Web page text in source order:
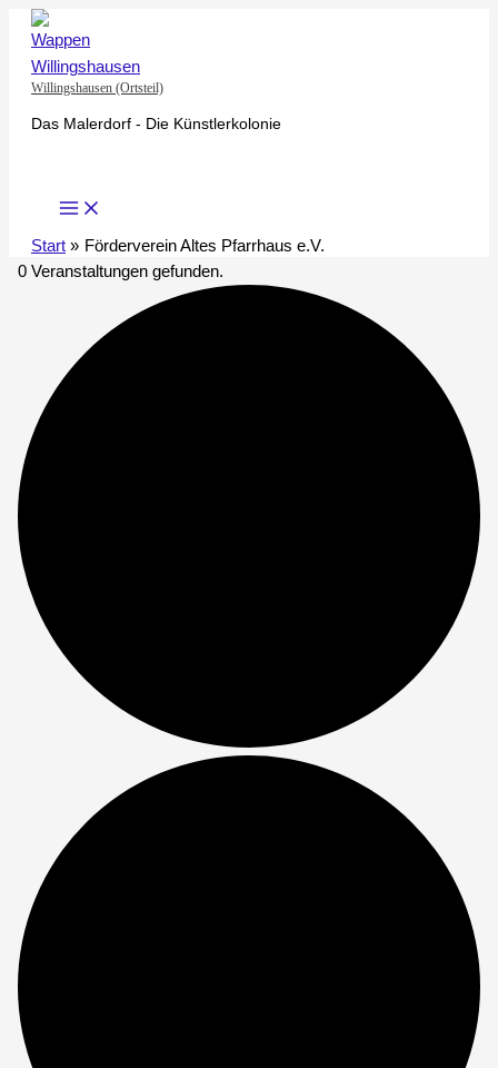
Zum
Inhalt
springen
Willingshausen (Ortsteil)
Das Malerdorf - Die Künstlerkolonie
Start
Förderverein Altes Pfarrhaus e.V.
0 Veranstaltungen gefunden.